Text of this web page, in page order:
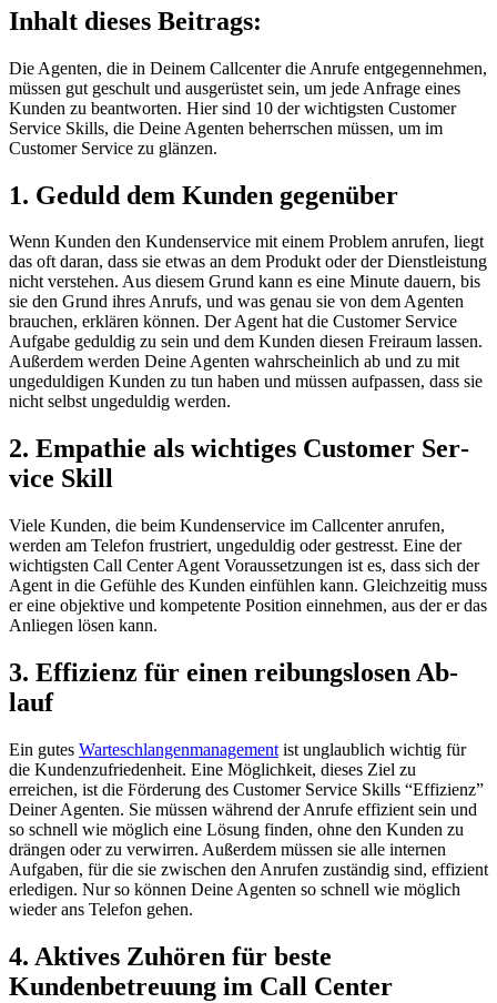
Inhalt dieses Beitrags:
Die Agenten, die in Deinem Callcenter die Anrufe entgegennehmen,
müssen gut geschult und ausgerüstet sein, um jede Anfrage eines
Kunden zu beantworten. Hier sind 10 der wichtigsten Customer
Service Skills, die Deine Agenten beherrschen müssen, um im
Customer Service zu glänzen.
1. Ge­du­ld dem Kun­den ge­gen­über
Wenn Kunden den Kundenservice mit einem Problem anrufen, liegt
das oft daran, dass sie etwas an dem Produkt oder der Dienstleistung
nicht verstehen. Aus diesem Grund kann es eine Minute dauern, bis
sie den Grund ihres Anrufs, und was genau sie von dem Agenten
brauchen, erklären können. Der Agent hat die Customer Service
Aufgabe geduldig zu sein und dem Kunden diesen Freiraum lassen.
Außerdem werden Deine Agenten wahrscheinlich ab und zu mit
ungeduldigen Kunden zu tun haben und müssen aufpassen, dass sie
nicht selbst ungeduldig werden.
2. Em­pa­thie als wich­ti­ges Custo­mer Ser­
vice Skill
Viele Kunden, die beim Kundenservice im Callcenter anrufen,
werden am Telefon frustriert, ungeduldig oder gestresst. Eine der
wichtigsten Call Center Agent Voraussetzungen ist es, dass sich der
Agent in die Gefühle des Kunden einfühlen kann. Gleichzeitig muss
er eine objektive und kompetente Position einnehmen, aus der er das
Anliegen lösen kann.
3. Ef­fi­zi­enz für einen rei­bungs­lo­sen Ab­
lauf
Ein gutes Warteschlangenmanagement ist unglaublich wichtig für
die Kundenzufriedenheit. Eine Möglichkeit, dieses Ziel zu
erreichen, ist die Förderung des Customer Service Skills “Effizienz”
Deiner Agenten. Sie müssen während der Anrufe effizient sein und
so schnell wie möglich eine Lösung finden, ohne den Kunden zu
drängen oder zu verwirren. Außerdem müssen sie alle internen
Aufgaben, für die sie zwischen den Anrufen zuständig sind, effizient
erledigen. Nur so können Deine Agenten so schnell wie möglich
wieder ans Telefon gehen.
4. Ak­ti­ves Zu­hö­ren für beste
Kundenbetreuung im Call Center